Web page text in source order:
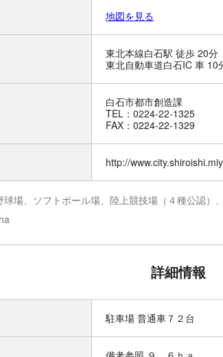
地図を見る
東北本線白石駅 徒歩 20分
東北自動車道白石IC 車 10
白石市都市創造課
TEL：0224-22-1325
FAX：0224-22-1329
http://
場、ソフトボール場、陸上競技場（４種公認）
詳細情報
駐車場 普通車７２台